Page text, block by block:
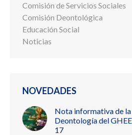
Comisión de Servicios Sociales
Comisión Deontológica
Educación Social
Noticias
NOVEDADES
Nota informativa de
Deontología del
17